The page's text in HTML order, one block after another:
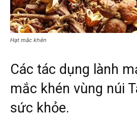
Hạt mắc khén
Các tác dụng lành
mắc khén vùng núi
sức khỏe.